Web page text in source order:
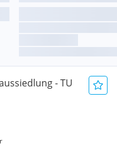
- TU